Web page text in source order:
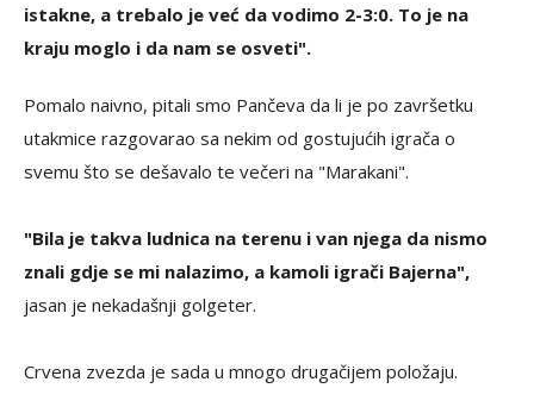
istakne, a trebalo je već da vodimo 2-3:0. To je na
kraju moglo i da nam se osveti".
Pomalo naivno, pitali smo Pančeva da li je po završetku
utakmice razgovarao sa nekim od gostujućih igrača o
svemu što se dešavalo te večeri na "Marakani".
"Bila je takva ludnica na terenu i van njega da nismo
znali gdje se mi nalazimo, a kamoli igrači Bajerna",
jasan je nekadašnji golgeter.
Crvena zvezda je sada u mnogo drugačijem položaju.